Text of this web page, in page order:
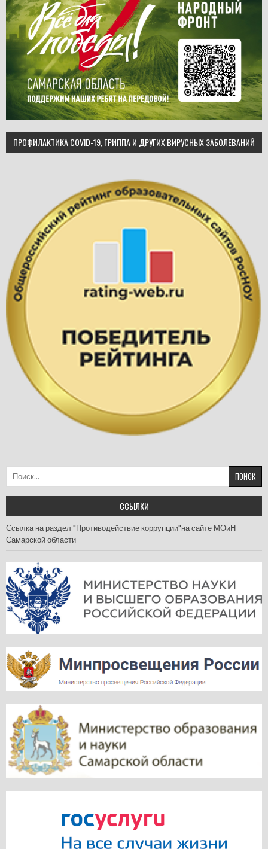
ПРОФИЛАКТИКА COVID-19, ГРИППА И ДРУГИХ ВИРУСНЫХ ЗАБОЛЕВАНИЙ
Найти:
ССЫЛКИ
Ссылка на раздел "Противодействие коррупции"на сайте МОиН
Самарской области